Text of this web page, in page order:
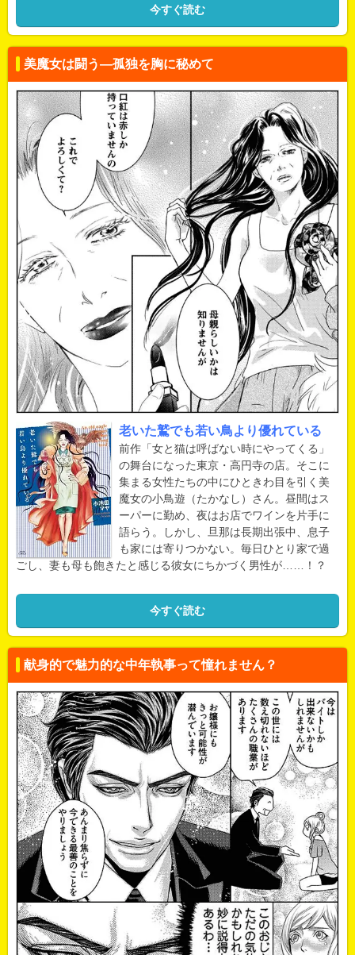
今すぐ読む
美魔女は闘う―孤独を胸に秘めて
老いた鷲でも若い鳥より優れている
前作「女と猫は呼ばない時にやってくる」
の舞台になった東京・高円寺の店。そこに
集まる女性たちの中にひときわ目を引く美
魔女の小鳥遊（たかなし）さん。昼間はス
ーパーに勤め、夜はお店でワインを片手に
語らう。しかし、旦那は長期出張中、息子
も家には寄りつかない。毎日ひとり家で過
ごし、妻も母も飽きたと感じる彼女にちかづく男性が……！？
今すぐ読む
献身的で魅力的な中年執事って憧れません？